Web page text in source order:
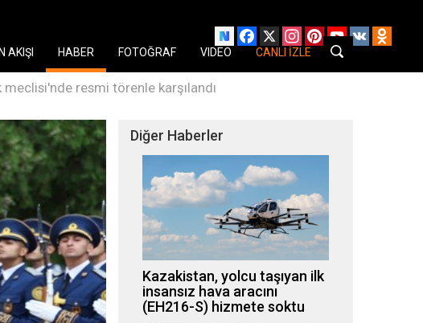
Facebook
X Instagram
PinterestYouTube
VK
AKIŞI HABER FOTOĞRAF VIDEO CANLI İZLE
resmi törenle karşılandı
Diğer Haberler
Kazakistan, yolcu taşıyan ilk
insansız hava aracını
(EH216-S) hizmete soktu